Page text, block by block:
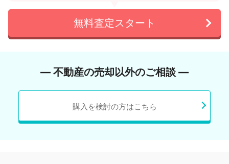
無料査定スタート
― 不動産の売却以外のご相談 ―
購入を検討の方はこちら